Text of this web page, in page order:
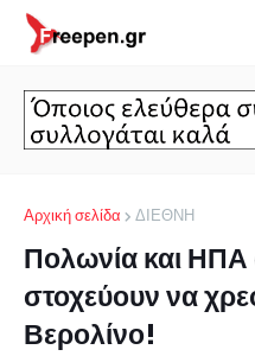
Αρχική σελίδα ΔΙΕΘΝΗ
Πολωνία και
στοχεύουν να
Βερολίνο!